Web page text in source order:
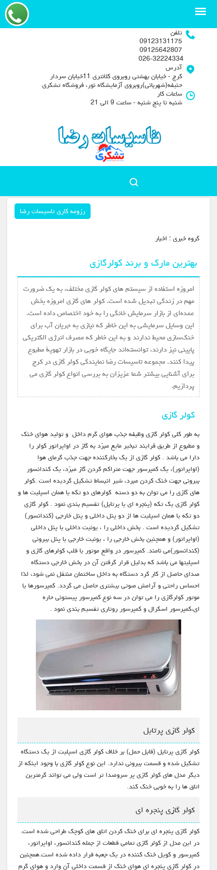
تلفن
09123131175
09125642807
آدرس
کرج - خیابان بهشتی روبروی کلانتری 11خیابان سردار
حنیفه(شهربانی)روبروی آزمایشگاه نور، فروشگاه تشکری
ساعات کار
شنبه تا پنج شنبه - ساعت 9 الی 21
رزومه کاری تاسیسات رضا
گروه خبري : اخبار
بهترین مارک و برند کولرگازی
امروزه استفاده از سیستم های کولر گازی مختلف، به یک ضرورت
مهم در زندگی تبدیل شده است. کولر های گازی امروزه بخش
عمده‌ای از بازار سرمایش خانگی را به خود اختصاص داده است.
این وسایل سرمایشی به این خاطر که نیازی به جریان آب برای
خنک‌سازی محیط ندارند و به این خاطر که مصرف انرژی الکتریکی
پایینی نیز دارند، توانسته‌اند جایگاه خوبی در بازار تهویۀ مطبوع
پیدا کنند. مجموعه تاسیسات رضا نمایندگی کولر گازی در کرج
برای آشنایی بیشتر شما عزیزان به بررسی انواع کولر گازی می
پردازیم.
کولر گازی
به طور کلی کولر گازی وظیفه جذب هوای گرم داخل و تولید هوای خنک
و مطبوع از طریق فرایند تبخیر مایع مبرّد به گاز در اواپراتور کولر را
دارا می باشد . کولر گازی از یک بخارکننده جهت جذب گرمای هوا
(اواپراتور)، یک کمپرسور جهت متراکم کردن گاز مبرّد، یک کندانسور
بیرونی جهت خنک کردن مبرد، شیر انبساط تشکیل گردیده است .کولر
های گازی را می توان به دو دسته کولرهای دو تکه یا همان اسپلیت ها و
کولر گازی یک تکه (پنجره ای یا پرتابل) تقسیم بندی نمود . کولر گازی
دو تکه یا همان اسپلیت ها از دو پنل داخلی و پنل خارجی (کندانسور)
تشکیل گردیده است . بخش داخلی را ، یونیت داخلی یا پنل داخلی
(اواپراتور) و همچنین بخش خارجی را ، یونیت خارجی یا پنل بیرونی
(كندانسور)می نامند. کمپرسور در واقع موتور یا قلب کولرهای گازی و
اسپلیتها می باشد که بدلیل قرار گرفتن آن در بخش خارجی دستگاه
صدای حاصل از کار کرد دستگاه به داخل ساختمان منتقل نمی شود، لذا
احساس راحتی و آرامش صوتی بیشتری حاصل می گردد. کمپرسورها یا
موتور کولرگازی را می توان در سه نوع کمپرسور پیستونی حاره
ای،کمپرسور اسکرال و کمپرسور روتاری تقسیم بندی نمود .
کولر گازی پرتابل
کولر گازی پرتابل (قابل حمل) بر خلاف کولر گازی اسپلیت از یک دستگاه
تشکیل شده و قسمت بیرونی ندارد. این نوع کولر گازی با وجود اینکه از
دیگر مدل های کولر گازی پر سروصدا تر است ولی می تواند گرمترین
اتاق ها را به خوبی خنک کند.
کولر گازی پنجره ای
کولر گازی پنجره ای برای خنک کردن اتاق های کوچک طراحی شده است.
در این مدل از کولر گازی تمامی قطعات از جمله کندانسور، اواپراتور،
کمپرسور و کویل خنک کننده در یک جعبه قرار داده شده است.همچنین
در کولر گازی پنجره ای هوای خنک از قسمت داخلی آن وارد و هوای گرم